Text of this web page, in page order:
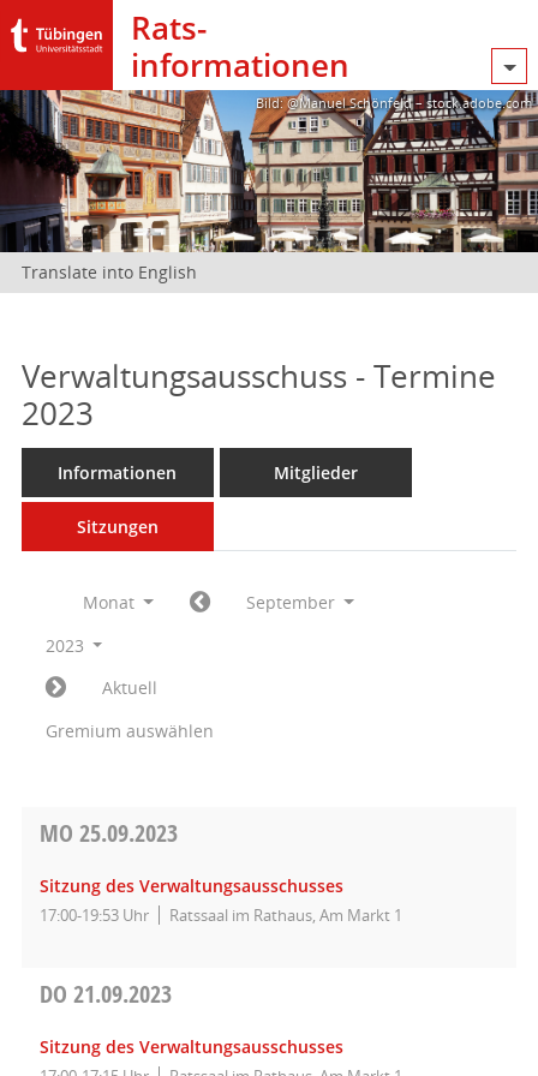
Rats­
informationen
Bild: @Manuel Schönfeld – stock.adobe.com
Translate into English
Verwaltungsausschuss - Termine
2023
Informationen Mitglieder
Sitzungen
Monat
September
2023
Aktuell
Gremium auswählen
MO 25.09.2023
Sitzung des Verwaltungsausschusses
17:00-19:53 Uhr Ratssaal im Rathaus, Am Markt 1
DO 21.09.2023
Sitzung des Verwaltungsausschusses